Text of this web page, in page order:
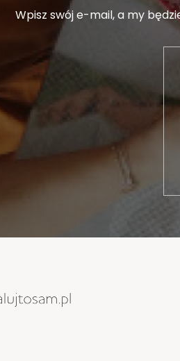
Wpisz swój e-mail, a my